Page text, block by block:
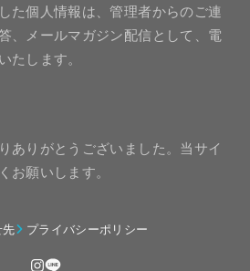
た個人情報は、管理者からのご連
、メールマガジン配信として、電
たします。
ありがとうございました。当サイ
お願いします。
先 プライバシーポリシー